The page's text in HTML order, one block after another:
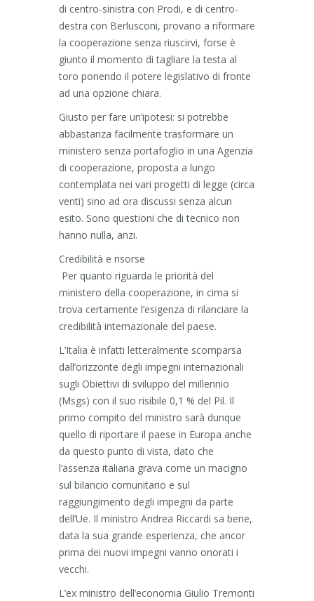
di centro-sinistra con Prodi, e di centro-
destra con Berlusconi, provano a riformare
la cooperazione senza riuscirvi, forse è
giunto il momento di tagliare la testa al
toro ponendo il potere legislativo di fronte
ad una opzione chiara.
Giusto per fare un’ipotesi: si potrebbe
abbastanza facilmente trasformare un
ministero senza portafoglio in una Agenzia
di cooperazione, proposta a lungo
contemplata nei vari progetti di legge (circa
venti) sino ad ora discussi senza alcun
esito. Sono questioni che di tecnico non
hanno nulla, anzi.
Credibilità e risorse
Per quanto riguarda le priorità del
ministero della cooperazione, in cima si
trova certamente l’esigenza di rilanciare la
credibilità internazionale del paese.
L’Italia è infatti letteralmente scomparsa
dall’orizzonte degli impegni internazionali
sugli Obiettivi di sviluppo del millennio
(Msgs) con il suo risibile 0,1 % del Pil. Il
primo compito del ministro sarà dunque
quello di riportare il paese in Europa anche
da questo punto di vista, dato che
l’assenza italiana grava come un macigno
sul bilancio comunitario e sul
raggiungimento degli impegni da parte
dell’Ue. Il ministro Andrea Riccardi sa bene,
data la sua grande esperienza, che ancor
prima dei nuovi impegni vanno onorati i
vecchi.
L’ex ministro dell’economia Giulio Tremonti